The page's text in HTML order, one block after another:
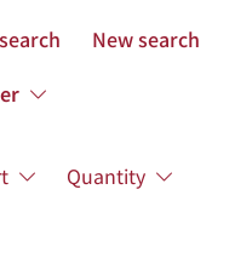
New search
Quantity